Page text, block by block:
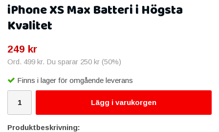
iPhone XS Max Batteri i Högsta
Kvalitet
249 kr
Ord. 499 kr. Du sparar 250 kr (50%)
Finns i lager för omgående leverans
Lägg i varukorgen
Produktbeskrivning: